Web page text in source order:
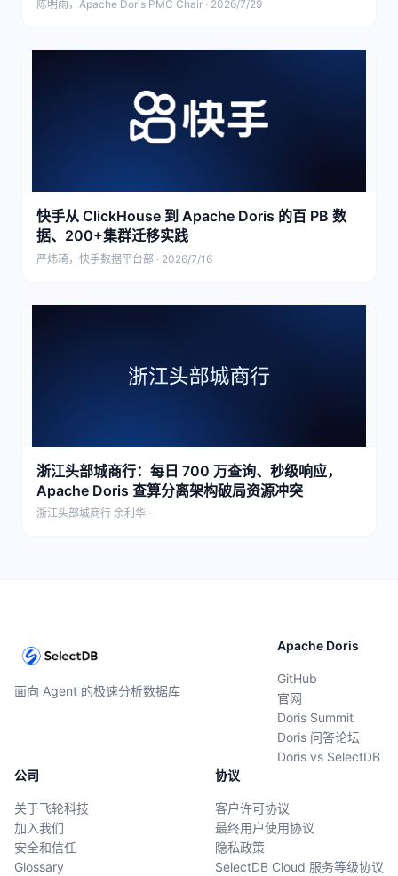
陈明雨，Apache Doris PMC Chair · 2026/7/29
快手从 ClickHouse 到 Apache Doris 的百 PB 数
据、200+集群迁移实践
严炜琦，快手数据平台部 · 2026/7/16
浙江头部城商行：每日 700 万查询、秒级响应，
Apache Doris 查算分离架构破局资源冲突
浙江头部城商行 余利华 ·
面向 Agent 的极速分析数据库
Apache Doris
GitHub
官网
Doris Summit
Doris 问答论坛
Doris vs SelectDB
公司
关于飞轮科技
加入我们
安全和信任
Glossary
协议
客户许可协议
最终用户使用协议
隐私政策
SelectDB Cloud 服务等级协议